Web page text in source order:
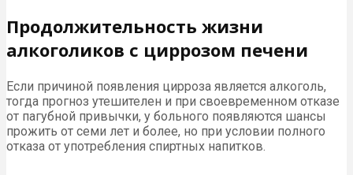
Продолжительность жизни
алкоголиков с циррозом печени
Если причиной появления цирроза является алкоголь,
тогда прогноз утешителен и при своевременном отказе
от пагубной привычки, у больного появляются шансы
прожить от семи лет и более, но при условии полного
отказа от употребления спиртных напитков.